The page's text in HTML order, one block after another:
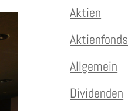
Aktien
Aktienfonds
Allgemein
Dividenden